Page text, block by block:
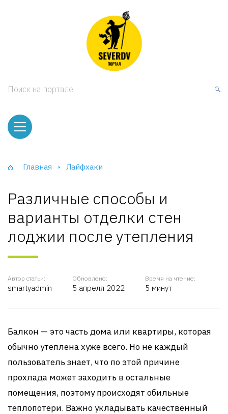
Поиск на портале
Главная Лайфхаки
Различные способы и
варианты отделки стен
лоджии после утепления
Автор статьи:
smartyadmin
Обновлено:
5 апреля 2022
Время на чтение:
5 минут
Балкон — это часть дома или квартиры, которая
обычно утеплена хуже всего. Но не каждый
пользователь знает, что по этой причине
прохлада может заходить в остальные
помещения, поэтому происходят обильные
теплопотери. Важно укладывать качественный
и тумбы